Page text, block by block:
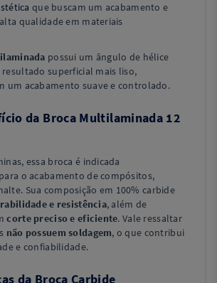
que buscam um acabamento e
qualidade em materiais
possui um ângulo de hélice
superficial mais liso,
um acabamento suave e controlado.
da Broca Multilaminada 12
essa broca é indicada
o acabamento de compósitos,
Sua composição em 100% carbide
e resistência, além de
corte preciso e eficiente. Vale ressaltar
não possuem soldagem, o que contribui
e confiabilidade.
da Broca Carbide